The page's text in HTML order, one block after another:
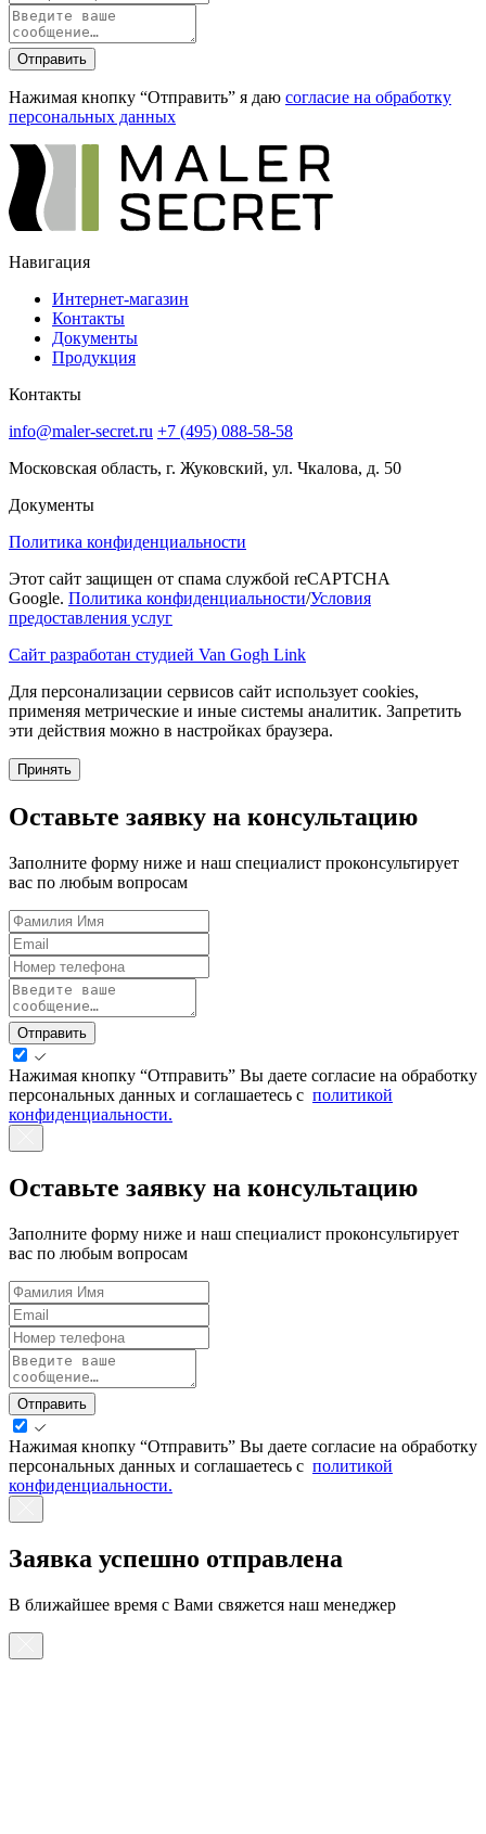
Отправить
Нажимая кнопку “Отправить” я даю согласие на обработку
персональных данных
Навигация
Интернет-магазин
Контакты
Документы
Продукция
Контакты
info@maler-secret.ru +7 (495) 088-58-58
Московская область, г. Жуковский, ул. Чкалова, д. 50
Документы
Политика конфиденциальности
Этот сайт защищен от спама службой reCAPTCHA
Google. Политика конфиденциальности/Условия
предоставления услуг
Сайт разработан студией Van Gogh Link
Для персонализации сервисов сайт использует cookies,
применяя метрические и иные системы аналитик. Запретить
эти действия можно в настройках браузера.
Принять
Оставьте заявку на консультацию
Заполните форму ниже и наш специалист проконсультирует
вас по любым вопросам
Отправить
Нажимая кнопку “Отправить” Вы даете согласие на обработку
персональных данных и соглашаетесь с политикой
конфиденциальности.
Оставьте заявку на консультацию
Заполните форму ниже и наш специалист проконсультирует
вас по любым вопросам
Отправить
Нажимая кнопку “Отправить” Вы даете согласие на обработку
персональных данных и соглашаетесь с политикой
конфиденциальности.
Заявка успешно отправлена
В ближайшее время с Вами свяжется наш менеджер